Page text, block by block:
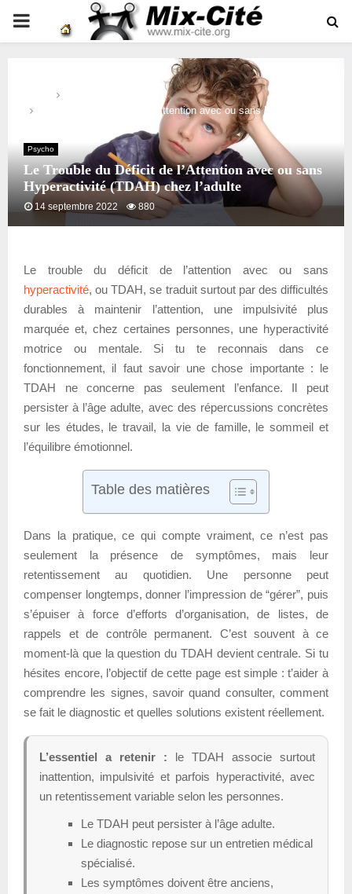
PRIMARY
Le Trouble du Déficit de l’Attention avec ou sans Hyperactivité
Psycho
Le Trouble du Déficit de l’Attention avec ou sans
Hyperactivité (TDAH) chez l’adulte
14 septembre 2022 880
Le trouble du déficit de l’attention avec ou sans
hyperactivité, ou TDAH, se traduit surtout par des difficultés
durables à maintenir l’attention, une impulsivité plus
marquée et, chez certaines personnes, une hyperactivité
motrice ou mentale. Si tu te reconnais dans ce
fonctionnement, il faut savoir une chose importante : le
TDAH ne concerne pas seulement l’enfance. Il peut
persister à l’âge adulte, avec des répercussions concrètes
sur les études, le travail, la vie de famille, le sommeil et
l’équilibre émotionnel.
Table des matières
Dans la pratique, ce qui compte vraiment, ce n’est pas
seulement la présence de symptômes, mais leur
retentissement au quotidien. Une personne peut
compenser longtemps, donner l’impression de “gérer”, puis
s’épuiser à force d’efforts d’organisation, de listes, de
rappels et de contrôle permanent. C’est souvent à ce
moment-là que la question du TDAH devient centrale. Si tu
hésites encore, l’objectif de cette page est simple : t’aider à
comprendre les signes, savoir quand consulter, comment
se fait le diagnostic et quelles solutions existent réellement.
L’essentiel a retenir : le TDAH associe surtout
inattention, impulsivité et parfois hyperactivité, avec
un retentissement variable selon les personnes.
Le TDAH peut persister à l’âge adulte.
Le diagnostic repose sur un entretien médical
spécialisé.
Les symptômes doivent être anciens,